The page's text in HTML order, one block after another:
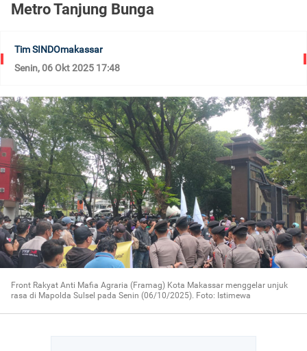
Metro Tanjung Bunga
Tim SINDOmakassar
Senin, 06 Okt 2025 17:48
Front Rakyat Anti Mafia Agraria (Framag) Kota Makassar menggelar unjuk
rasa di Mapolda Sulsel pada Senin (06/10/2025). Foto: Istimewa